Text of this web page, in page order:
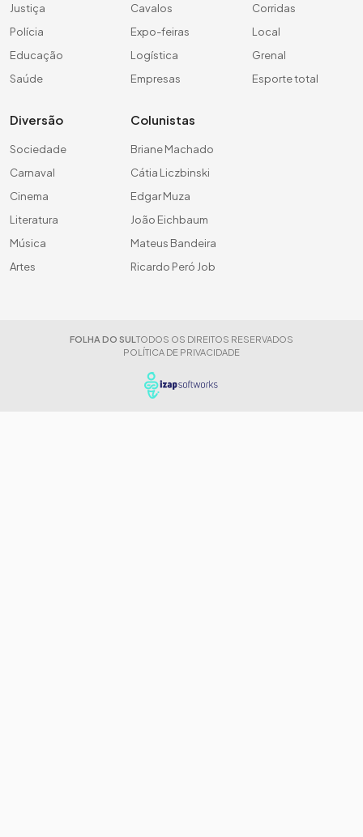
Justiça
Polícia
Educação
Saúde
Cavalos
Expo-feiras
Logística
Empresas
Corridas
Local
Grenal
Esporte total
Diversão
Sociedade
Carnaval
Cinema
Literatura
Música
Artes
Colunistas
Briane Machado
Cátia Liczbinski
Edgar Muza
João Eichbaum
Mateus Bandeira
Ricardo Peró Job
FOLHA DO SUL TODOS OS DIREITOS RESERVADOS
POLÍTICA DE PRIVACIDADE